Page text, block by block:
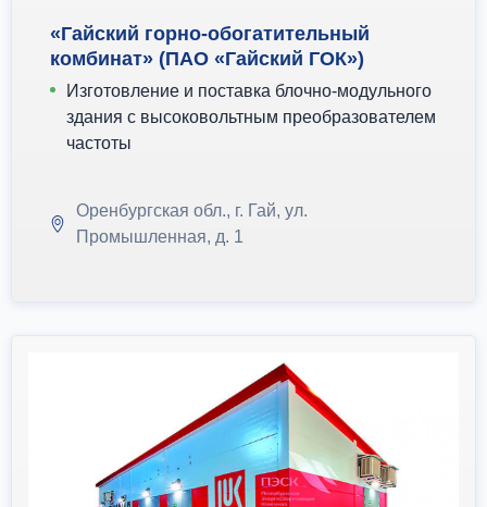
«Гайский горно-обогатительный
комбинат» (ПАО «Гайский ГОК»)
Изготовление и поставка блочно-модульного
здания с высоковольтным преобразователем
частоты
Оренбургская обл., г. Гай, ул.
Промышленная, д. 1